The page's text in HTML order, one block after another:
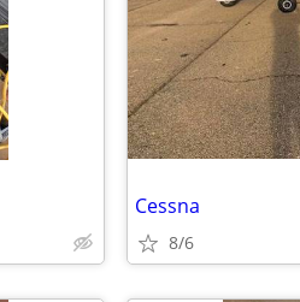
Cessna
8/6